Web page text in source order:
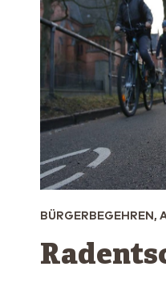
BÜRGERBEGEHREN,